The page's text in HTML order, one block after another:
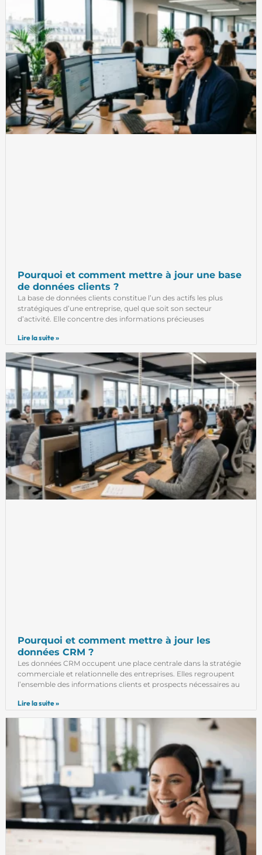
Pourquoi et comment mettre à jour une base
de données clients ?
La base de données clients constitue l’un des actifs les plus
stratégiques d’une entreprise, quel que soit son secteur
d’activité. Elle concentre des informations précieuses
Lire la suite »
Pourquoi et comment mettre à jour les
données CRM ?
Les données CRM occupent une place centrale dans la stratégie
commerciale et relationnelle des entreprises. Elles regroupent
l’ensemble des informations clients et prospects nécessaires au
Lire la suite »